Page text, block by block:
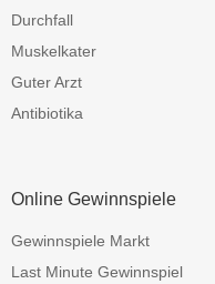
Durchfall
Muskelkater
Guter Arzt
Antibiotika
Online Gewinnspiele
Gewinnspiele Markt
Last Minute Gewinnspiel